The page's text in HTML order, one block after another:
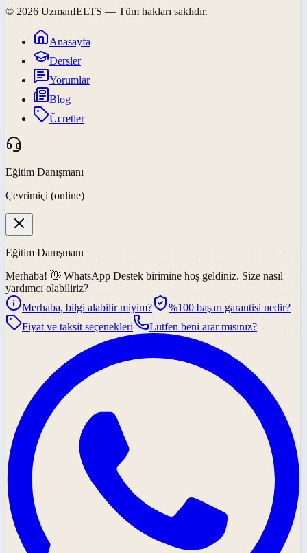
© 2026 UzmanIELTS — Tüm hakları saklıdır.
Anasayfa
Dersler
Yorumlar
Blog
Ücretler
Eğitim Danışmanı
Çevrimiçi (online)
Eğitim Danışmanı
Merhaba! 👋 WhatsApp Destek birimine hoş geldiniz. Size nasıl
yardımcı olabiliriz?
Merhaba, bilgi alabilir miyim?
%100 başarı garantisi nedir?
Fiyat ve taksit seçenekleri
Lütfen beni arar mısınız?